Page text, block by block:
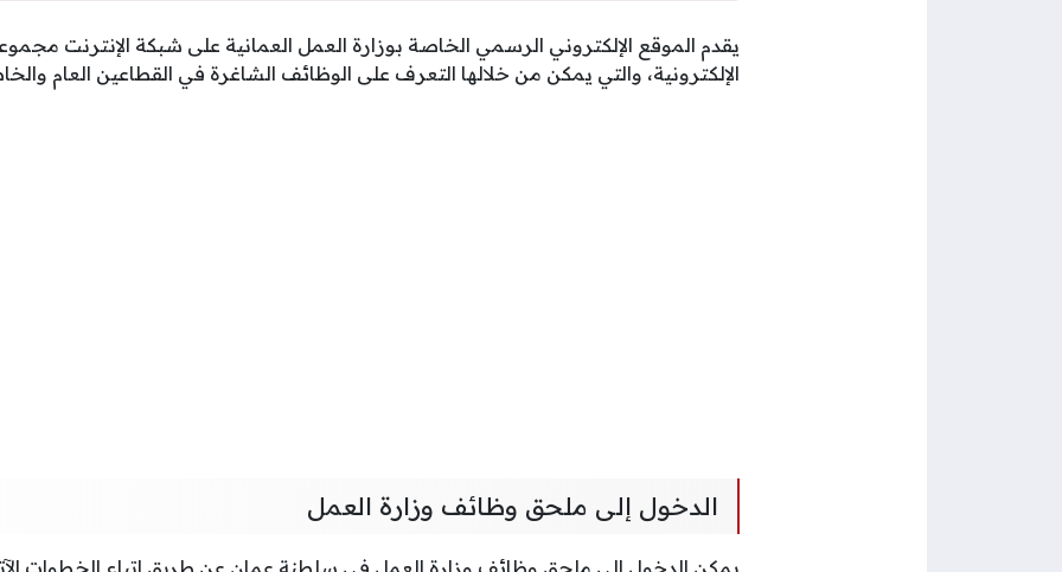
يقدم الموقع الإلكتروني الرسمي الخاصة بوزارة العمل العمانية على شبكة الإنترنت
الإلكترونية، والتي يمكن من خلالها التعرف على الوظائف الشاغرة في القطاعين العام
الدخول إلى ملحق وظائف وزارة العمل
يمكن الدخول إلى ملحق وظائف وزارة العمل في سلطنة عمان عن طريق اتباع الخطوات